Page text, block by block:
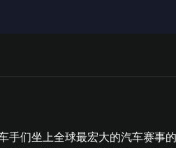
们坐上全球最宏大的汽车赛事